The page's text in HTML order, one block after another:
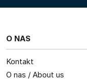
O NAS
Kontakt
O nas / About us